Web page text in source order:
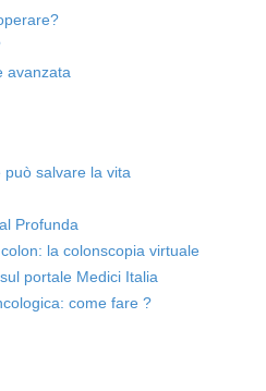
avanzata
salvare la vita
Profunda
la colonscopia virtuale
portale Medici Italia
come fare ?